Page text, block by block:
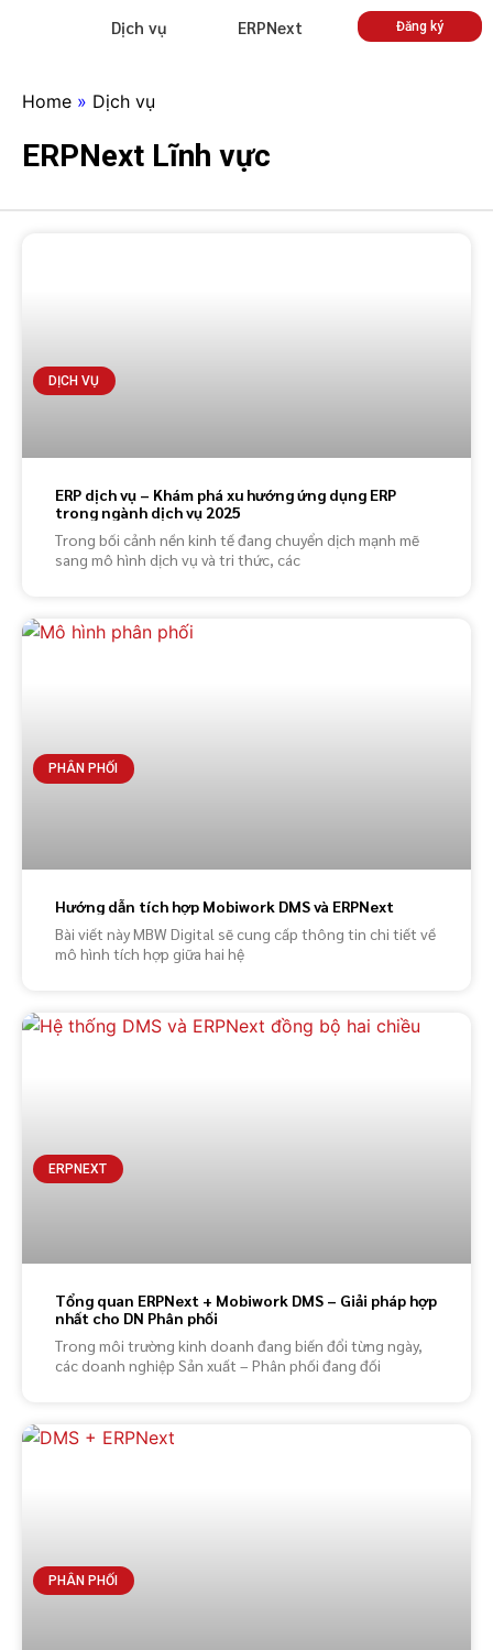
Dịch vụ ERPNext Đăng ký
Home » Dịch vụ
ERPNext Lĩnh vực
DỊCH VỤ
ERP dịch vụ – Khám phá xu hướng ứng dụng ERP
trong ngành dịch vụ 2025
Trong bối cảnh nền kinh tế đang chuyển dịch mạnh mẽ
sang mô hình dịch vụ và tri thức, các
PHÂN PHỐI
Hướng dẫn tích hợp Mobiwork DMS và ERPNext
Bài viết này MBW Digital sẽ cung cấp thông tin chi tiết về
mô hình tích hợp giữa hai hệ
ERPNEXT
Tổng quan ERPNext + Mobiwork DMS – Giải pháp hợp
nhất cho DN Phân phối
Trong môi trường kinh doanh đang biến đổi từng ngày,
các doanh nghiệp Sản xuất – Phân phối đang đối
PHÂN PHỐI